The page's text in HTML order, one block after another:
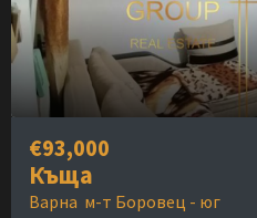
€93,000
Къща
Варна м-т Боровец - юг